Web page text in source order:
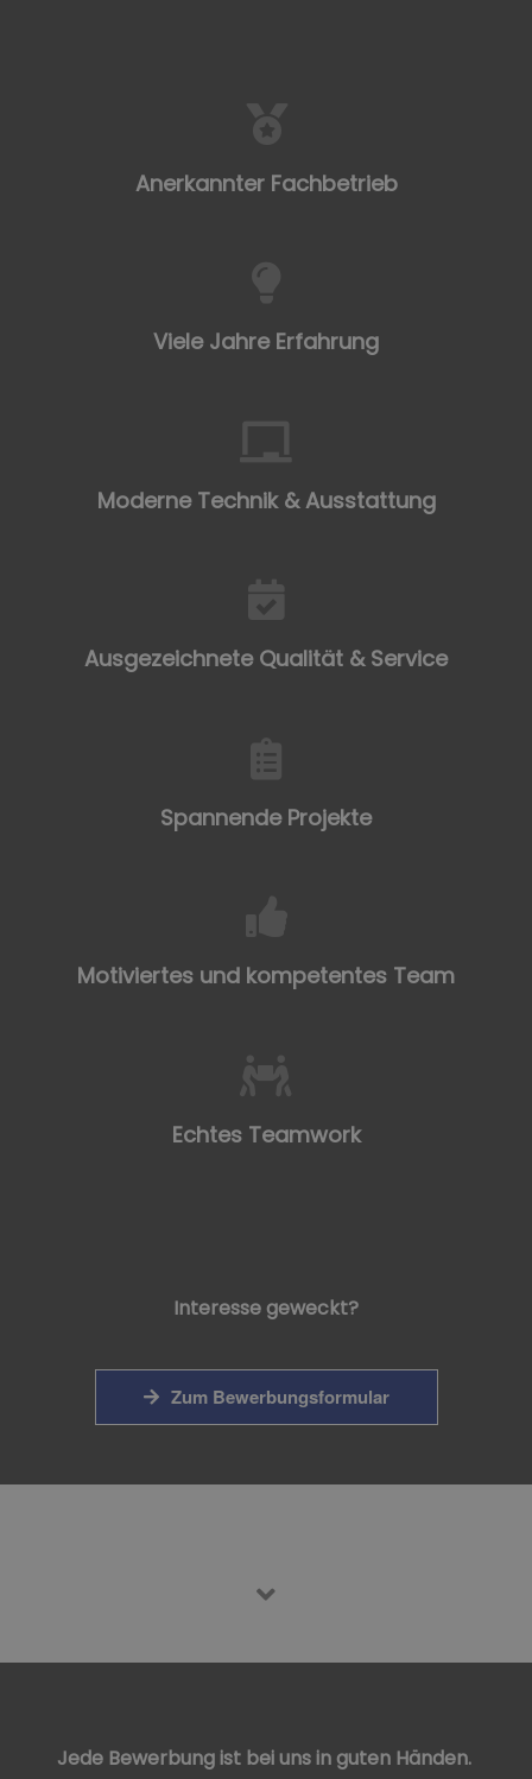
Anerkannter Fachbetrieb
Viele Jahre Erfahrung
Moderne Technik & Ausstattung
Ausgezeichnete Qualität & Service
Spannende Projekte​
Motiviertes und kompetentes Team
Echtes Teamwork
Interesse geweckt?
Zum Bewerbungsformular
Jede Bewerbung ist bei uns in guten Händen.